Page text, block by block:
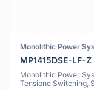
Monolithic Power
MP1415DSE-LF-Z
Monolithic Power
Tensione Switching,